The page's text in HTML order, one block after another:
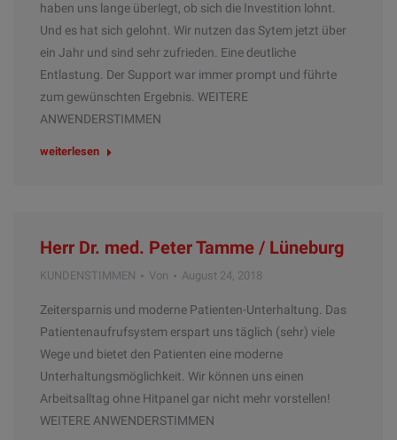
haben uns lange überlegt, ob sich die Investition lohnt.
Und es hat sich gelohnt. Wir nutzen das Sytem jetzt über
ein Jahr und sind sehr zufrieden. Eine deutliche
Entlastung. Der Support war immer prompt und führte
zum gewünschten Ergebnis. WEITERE
ANWENDERSTIMMEN
weiterlesen
Herr Dr. med. Peter Tamme / Lüneburg
KUNDENSTIMMEN Von August 24, 2018
Zeitersparnis und moderne Patienten-Unterhaltung. Das
Patientenaufrufsystem erspart uns täglich (sehr) viele
Wege und bietet den Patienten eine moderne
Unterhaltungsmöglichkeit. Wir können uns einen
Arbeitsalltag ohne Hitpanel gar nicht mehr vorstellen!
WEITERE ANWENDERSTIMMEN